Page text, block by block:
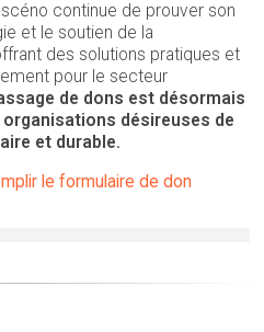
continue de prouver son
et le soutien de la
des solutions pratiques et
pour le secteur
de dons est désormais
désireuses de
et durable.
le formulaire de don